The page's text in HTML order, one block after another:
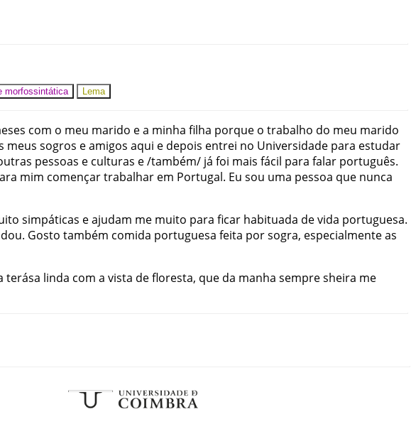
morfossintática Lema
com o meu marido ea minha filha porque o trabalho do meu marido
meus sogros eamigos aqui e depois entrei no Universidade para estudar
pessoas e culturas e/também/ já foi mais fácil para falar português.
mim començartrabalhar em Portugal. Eu sou uma pessoa que nunca
simpáticas eajudam me muito para ficar habituada devida portuguesa.
. Gosto também comida portuguesa feita porsogra, especialmenteas
terása linda com a vista defloresta, que da manha sempresheira me